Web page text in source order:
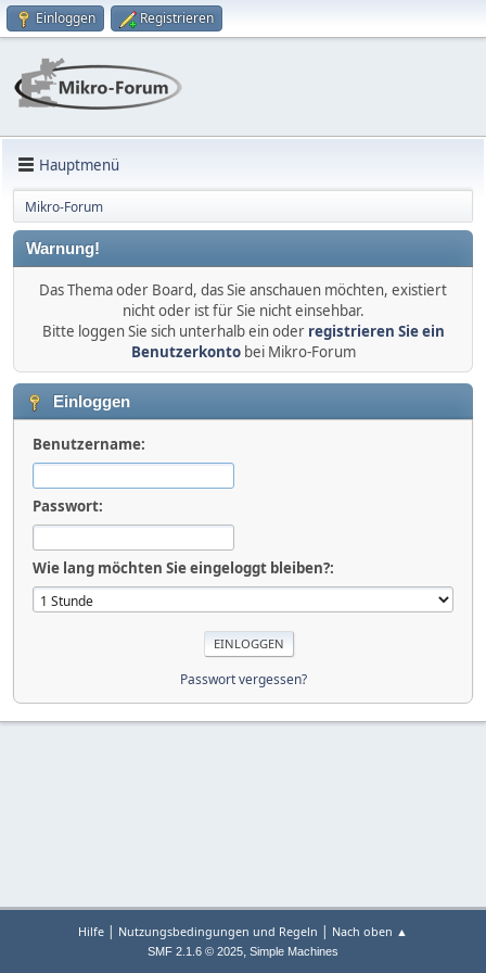
Einloggen Registrieren
Hauptmenü
Mikro-Forum
Warnung!
Das Thema oder Board, das Sie anschauen möchten, existiert
nicht oder ist für Sie nicht einsehbar.
Bitte loggen Sie sich unterhalb ein oder registrieren Sie ein
Benutzerkontobei Mikro-Forum
Einloggen
Benutzername:
Passwort:
Wie lang möchten Sie eingeloggt bleiben?:
Passwort vergessen?
Hilfe | Nutzungsbedingungen und Regeln | Nach oben ▲
SMF 2.1.6 © 2025, Simple Machines